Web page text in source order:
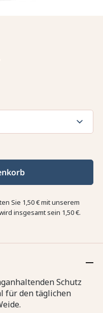
Sie 1,50 €mit unserem
insgesamt sein 1,50 €.
Schutz
für den täglichen